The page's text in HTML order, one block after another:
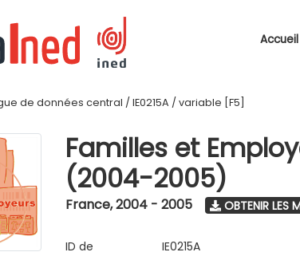
Accueil
de données central / IE0215A / variable [F5]
Familles et
(2004-2005)
France,2004 - 2005 OBTENIR LES
ID de
IE0215A